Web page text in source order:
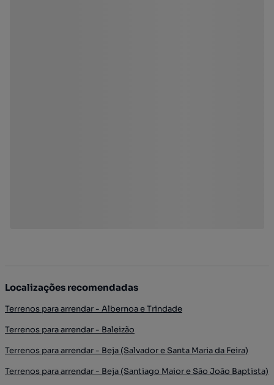
Localizações recomendadas
Terrenos para arrendar - Albernoa e Trindade
Terrenos para arrendar - Baleizão
Terrenos para arrendar - Beja (Salvador e Santa Maria da Feira)
Terrenos para arrendar - Beja (Santiago Maior e São João Baptista)